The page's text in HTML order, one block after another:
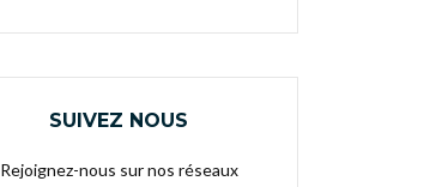
SUIVEZ NOUS
Rejoignez-nous sur nos réseaux